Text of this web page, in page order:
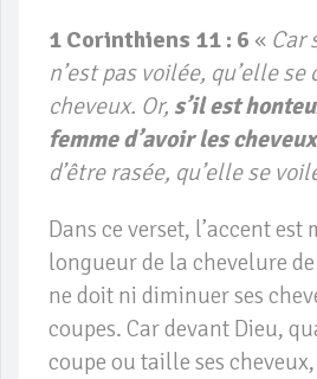
1 Corinthiens 11 : 6 « Car
n’est pas voilée, qu’elle
cheveux. Or, s’il est
femme d’avoir les
d’être rasée, qu’elle se
Dans ce verset, l’accent est
longueur de la chevelure
ne doit ni diminuer ses
coupes. Car devant Dieu,
coupe ou taille ses cheveux,